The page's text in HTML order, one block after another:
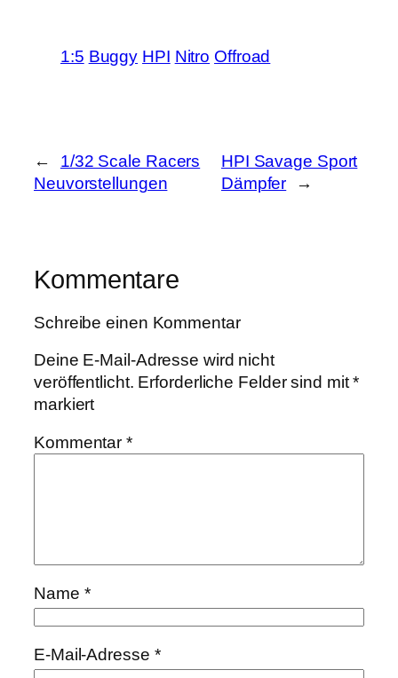
1:5 Buggy HPI Nitro Offroad
←
1/32 Scale Racers
Neuvorstellungen
HPI Savage Sport
Dämpfer
→
Kommentare
Schreibe einen Kommentar
Deine E-Mail-Adresse wird nicht
veröffentlicht. Erforderliche Felder sind mit*
markiert
Kommentar*
Name *
E-Mail-Adresse *